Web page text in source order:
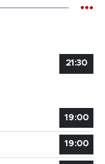
21:30
19:00
19:00